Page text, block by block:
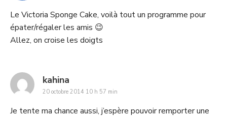
Le Victoria Sponge Cake, voilà tout un programme pour
épater/régaler les amis 😉
Allez, on croise les doigts
kahina
20 octobre 2014 10 h 57 min
Je tente ma chance aussi, j’espère pouvoir remporter une